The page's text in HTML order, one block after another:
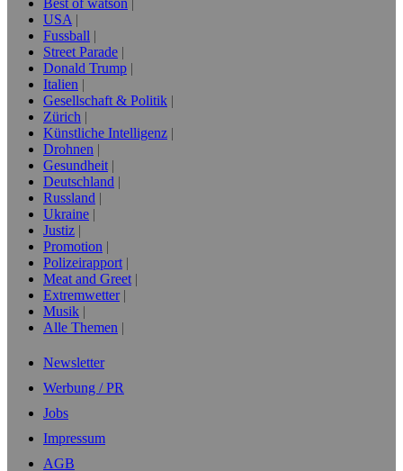
Best of watson
USA
Fussball
Street Parade
Donald Trump
Italien
Gesellschaft & Politik
Zürich
Künstliche Intelligenz
Drohnen
Gesundheit
Deutschland
Russland
Ukraine
Justiz
Promotion
Polizeirapport
Meat and Greet
Extremwetter
Musik
Alle Themen
Newsletter
Werbung / PR
Jobs
Impressum
AGB